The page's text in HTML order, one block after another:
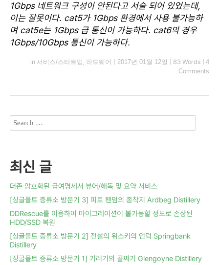
1Gbps 네트워크 구성이 안된다고 서술 되어 있었는데,
이는 잘못이다. cat5가 1Gbps 환경에서 사용 불가능하
며 cat5e는 1Gbps 급 통신이 가능하다. cat6의 경우
1Gbps/10Gbps 통신이 가능하다.
in 서비스/스타트업 , 하드웨어 2017년 01월 12일 83 Words
4
Comments
최신 글
더존 암호화된 급여명세서 뷰어/해독 및 요약 서비스
[싱글몰트 증류소 방문기 3] 피트 팬덤의 종착지 Ardbeg Distillery
DDRescue를 이용하여 마이그레이션이 불가능할 정도로 손상된
HDD/SSD 복원
[싱글몰트 증류소 방문기 2] 전설의 위스키의 언덕 Springbank
Distillery
[싱글몰트 증류소 방문기 1] 기러기의 골짜기 Glengoyne Distillery